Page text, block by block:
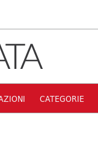
CATEGORIE